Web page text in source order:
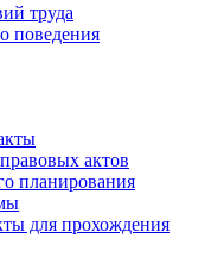
труда
поведения
актов
планирования
для прохождения